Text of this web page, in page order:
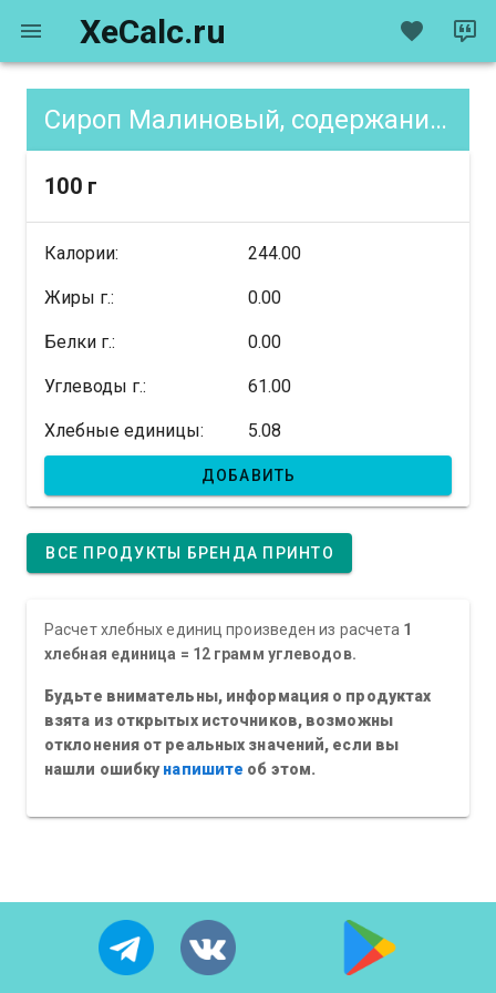
XeCalc.ru
Сироп Малиновый, содержание XE
100 г
Калории: 244.00
Жиры г.: 0.00
Белки г.: 0.00
Углеводы г.: 61.00
Хлебные единицы: 5.08
ДОБАВИТЬ
ВСЕ ПРОДУКТЫ БРЕНДА ПРИНТО
Расчет хлебных единиц произведен из расчета 1
хлебная единица = 12 грамм углеводов.
Будьте внимательны, информация о продуктах
взята из открытых источников, возможны
отклонения от реальных значений, если вы
нашли ошибкунапишите об этом.